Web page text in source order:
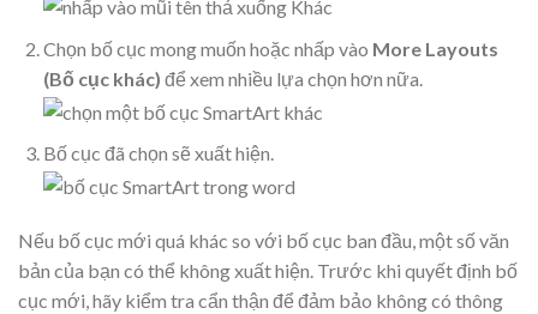
Chọn bố cục mong muốn hoặc nhấp vào More Layouts
(Bố cục khác) để xem nhiều lựa chọn hơn nữa.
Bố cục đã chọn sẽ xuất hiện.
Nếu bố cục mới quá khác so với bố cục ban đầu, một số văn
bản của bạn có thể không xuất hiện. Trước khi quyết định bố
cục mới, hãy kiểm tra cẩn thận để đảm bảo không có thông